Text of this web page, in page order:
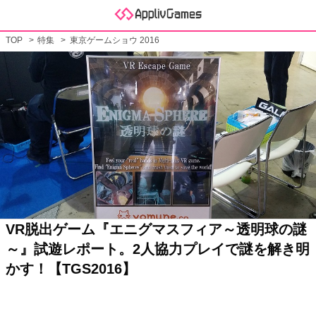
TOP 特集 東京ゲームショウ 2016
VR脱出ゲーム『エニグマスフィア～透明球の謎
～』試遊レポート。2人協力プレイで謎を解き明
かす！【TGS2016】